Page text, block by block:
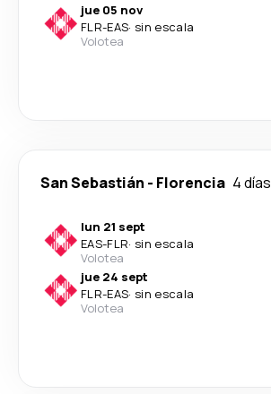
jue 05 nov
FLR-EAS· sin escala
Volotea
San Sebastián - Florencia 4 días
lun 21 sept
EAS-FLR· sin escala
Volotea
jue 24 sept
FLR-EAS· sin escala
Volotea